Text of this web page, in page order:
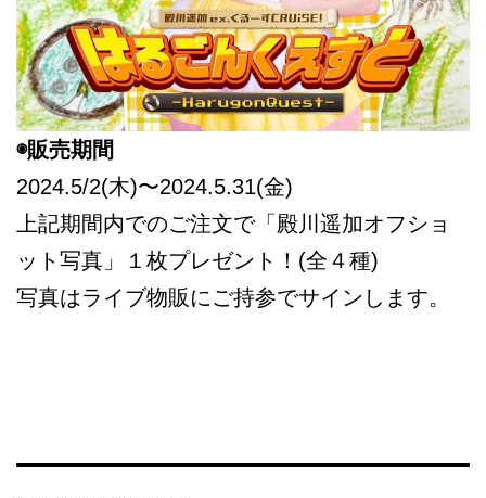
◉販売期間
2024.5/2(木)〜2024.5.31(金)
上記期間内でのご注文で「殿川遥加オフショ
ット写真」１枚プレゼント！(全４種)
写真はライブ物販にご持参でサインします。